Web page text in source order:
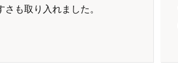
さも取り入れました。